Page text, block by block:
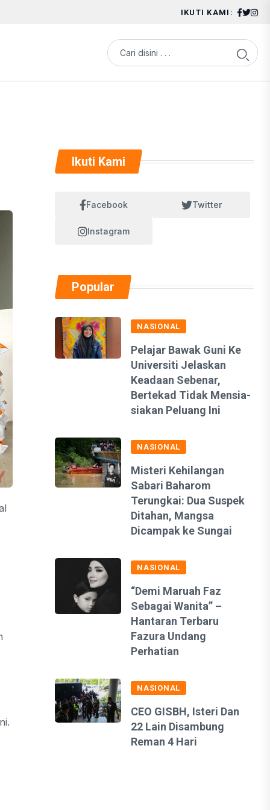
IKUTI KAMI:
Ikuti Kami
Facebook Twitter
Instagram
Popular
NASIONAL
Pelajar Bawak Guni Ke
Universiti Jelaskan
Keadaan Sebenar,
Bertekad Tidak Mensia-
siakan Peluang Ini
NASIONAL
Misteri Kehilangan
Sabari Baharom
Terungkai: Dua Suspek
Ditahan, Mangsa
Dicampak ke Sungai
NASIONAL
“Demi Maruah Faz
Sebagai Wanita” –
Hantaran Terbaru
Fazura Undang
Perhatian
NASIONAL
CEO GISBH, Isteri Dan
22 Lain Disambung
Reman 4 Hari